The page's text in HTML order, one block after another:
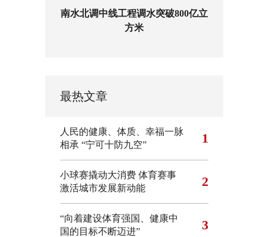
南水北调中线工程调水突破800亿立
方米
最热文章
人民的健康、体质、幸福一脉
相承 “宁可十防九空” 1
小球赛撬动大消费 体育赛事
激活城市发展新动能
2
“向着建设体育强国、健康中
国的目标不断迈进”
3